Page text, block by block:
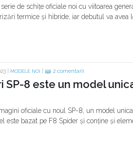
de schițe oficiale noi cu viitoarea
termice și hibride, iar debutul va avea
| MODELE NOI 2 comentarii
SP-8 este un model
oficiale cu noul SP-8, un model
este bazat pe F8 Spider și conține și